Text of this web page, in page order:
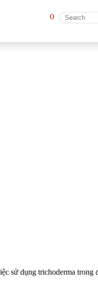
0
sử dụng trichoderma trong